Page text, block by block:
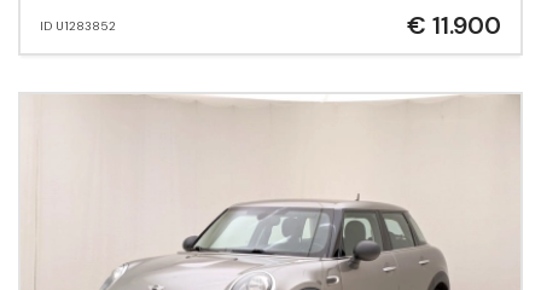
ID U1283852 € 11.900